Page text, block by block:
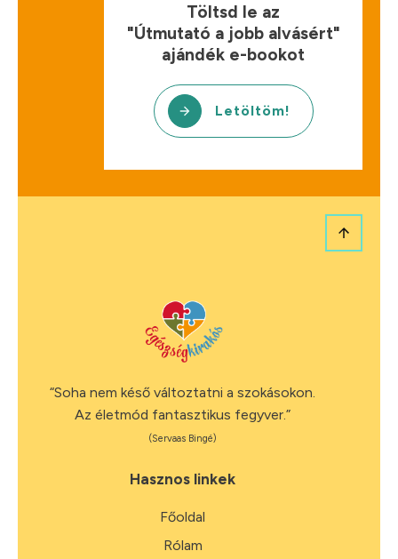
Töltsd le az
"Útmutató a jobb alvásért"
ajándék e-bookot
Letöltöm!
“Soha nem késő változtatni a szokásokon.
Az életmód fantasztikus fegyver.”
(Servaas Bingé)
Hasznos linkek
Főoldal
Rólam